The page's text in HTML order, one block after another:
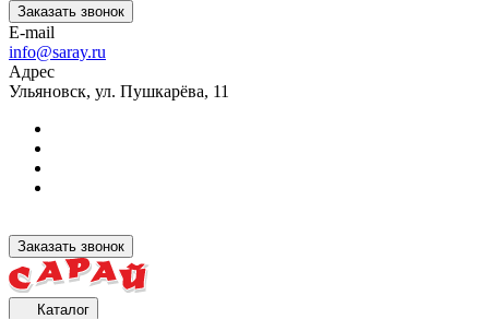
Заказать звонок
E-mail
info@saray.ru
Адрес
Ульяновск, ул. Пушкарёва, 11
Заказать звонок
Каталог